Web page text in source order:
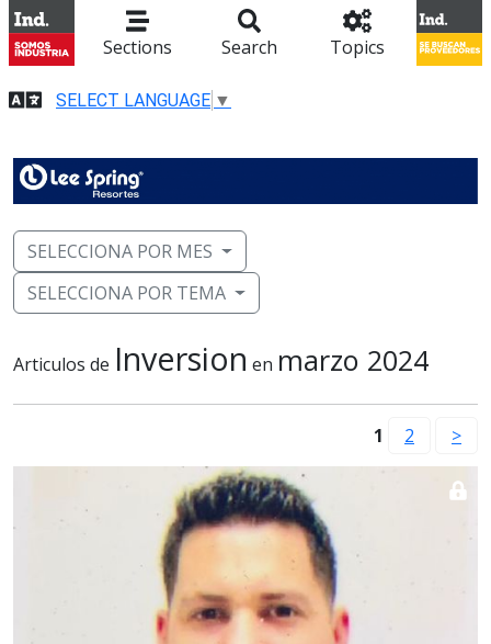
Sections Search Topics
SELECT LANGUAGE ▼
SELECCIONA POR MES
SELECCIONA POR TEMA
Articulos de Inversion en marzo 2024
1 2 >